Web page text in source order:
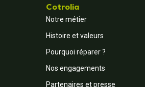
Cotrolia
Notre métier
Histoire et valeurs
Pourquoi réparer ?
Nos engagements
Partenaires et presse